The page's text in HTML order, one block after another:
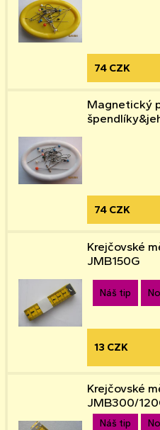
74 CZK
Magnetický
74 CZK
Náš tip
Krejčovské
JMB150G
13 CZK
Náš tip
Krejčovské
JMB300/